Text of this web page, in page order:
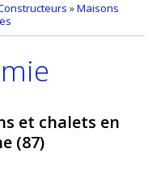
»Maisons
et chalets en
(87)